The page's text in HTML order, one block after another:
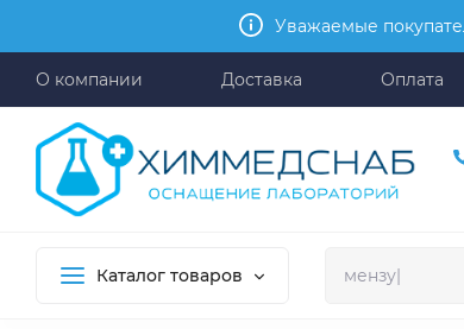
Уважаемые
О компании Доставка Оплата
Каталог товаров